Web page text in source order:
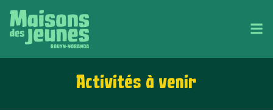
Activités à venir